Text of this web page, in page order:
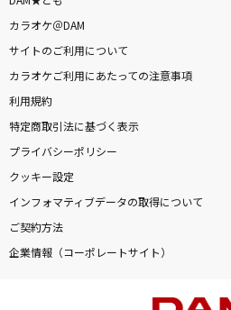
カラオケ＠DAM
サイトのご利用について
カラオケご利用にあたっての注意事項
利用規約
特定商取引法に基づく表示
プライバシーポリシー
クッキー設定
インフォマティブデータの取得について
ご契約方法
企業情報（コーポレートサイト）